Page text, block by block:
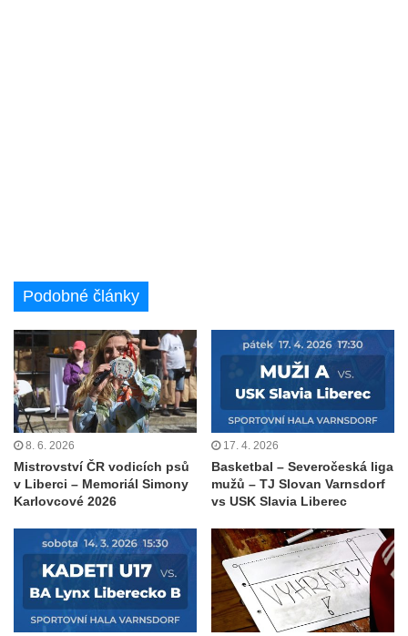
Podobné články
8. 6. 2026
Mistrovství ČR vodicích psů
v Liberci – Memoriál Simony
Karlovcové 2026
17. 4. 2026
Basketbal – Severočeská liga
mužů – TJ Slovan Varnsdorf
vs USK Slavia Liberec